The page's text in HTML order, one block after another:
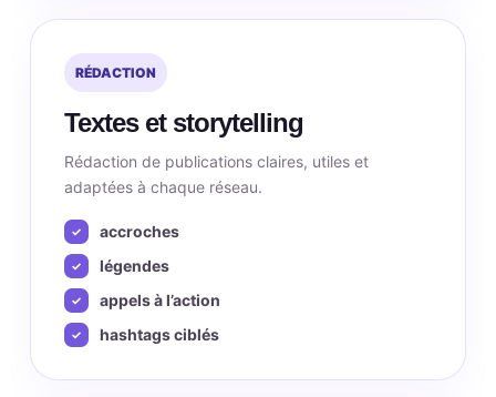
RÉDACTION
Textes et storytelling
Rédaction de publications claires, utiles et
adaptées à chaque réseau.
accroches
légendes
appels à l’action
hashtags ciblés